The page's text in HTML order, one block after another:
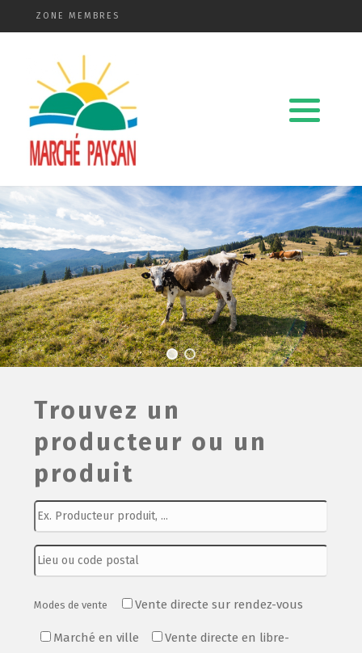
ZONE MEMBRES
Trouvez un
producteur ou un
produit
Modes de vente Vente directe sur rendez-vous
Marché en ville Vente directe en libre-
Qui sommes-nous ?
La charte
Le comité
Le matériel membres
Devenir membre
Revue de presse
Guide de la vente directe
Film de présentation
Fête Marché Paysan